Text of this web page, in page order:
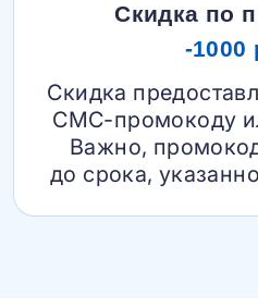
Скидка по
-1000
Скидка
СМС-промокоду
Важно,
до срока,